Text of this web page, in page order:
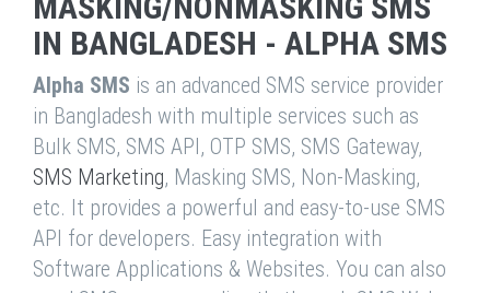
IN BANGLADESH - ALPHA SMS
Alpha SMS is an advanced SMS service provider
in Bangladesh with multiple services such as
Bulk SMS, SMS API, OTP SMS, SMS Gateway,
SMS Marketing, Masking SMS, Non-Masking,
etc. It provides a powerful and easy-to-use SMS
API for developers. Easy integration with
Software Applications & Websites. You can also